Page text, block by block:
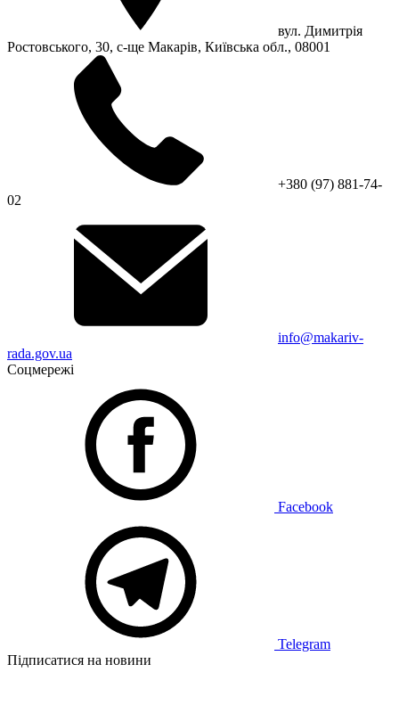
вул. Димитрія
Ростовського, 30, с-ще Макарів, Київська обл., 08001
+380 (97) 881-74-
02
info@makariv-
rada.gov.ua
Соцмережі
Facebook
Telegram
Підписатися на новини